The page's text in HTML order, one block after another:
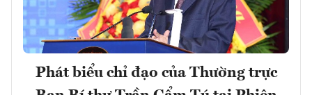
Phát biểu chỉ đạo của Thường trực